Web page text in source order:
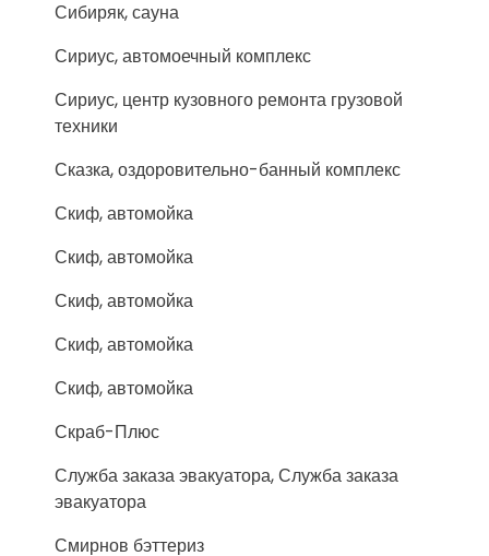
Сибиряк, сауна
Сириус, автомоечный комплекс
Сириус, центр кузовного ремонта грузовой
техники
Сказка, оздоровительно-банный комплекс
Скиф, автомойка
Скиф, автомойка
Скиф, автомойка
Скиф, автомойка
Скиф, автомойка
Скраб-Плюс
Служба заказа эвакуатора, Служба заказа
эвакуатора
Смирнов бэттериз